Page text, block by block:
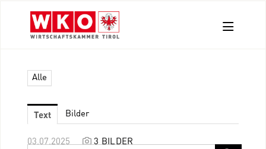
Pressefotos
Alle
Text Bilder
03.07.2025 3 BILDER